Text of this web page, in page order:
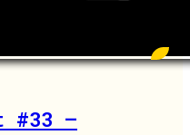
#33 –